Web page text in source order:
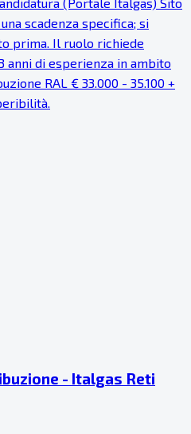
scadenza specifica; si
prima. Il ruolo richiede
anni di esperienza in ambito
RAL € 33.000 - 35.100 +
- Italgas Reti